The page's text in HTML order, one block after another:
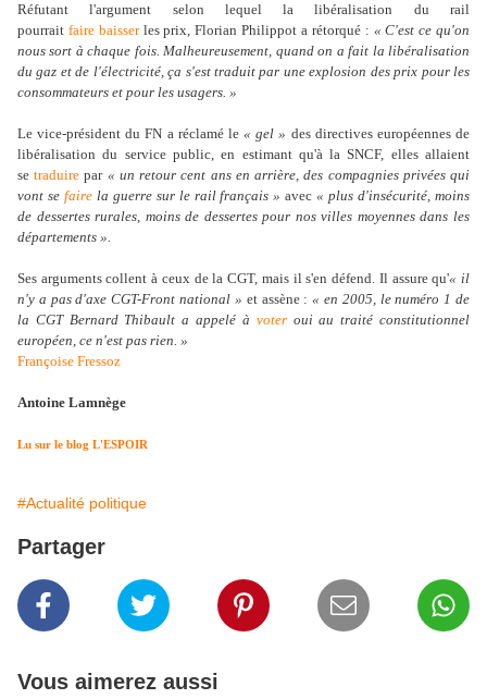
Réfutant l'argument selon lequel la libéralisation du rail
pourrait faire baisserles prix, Florian Philippot a rétorqué : « C'est ce qu'on
nous sort à chaque fois. Malheureusement, quand on a fait la libéralisation
du gaz et de l'électricité, ça s'est traduit par une explosion des prix pour les
consommateurs et pour les usagers. »
Le vice-président du FN a réclamé le« gel » des directives européennes de
libéralisation du service public, en estimant qu'à la SNCF, elles allaient
setraduire par « un retour cent ans en arrière, des compagnies privées qui
vont se fairela guerre sur le rail français » avec« plus d'insécurité, moins
de dessertes rurales, moins de dessertes pour nos villes moyennes dans les
départements ».
Ses arguments collent à ceux de la CGT, mais il s'en défend. Il assure qu'« il
n'y a pas d'axe CGT-Front national » et assène :« en 2005, le numéro 1 de
la CGT Bernard Thibault a appelé à voteroui au traité constitutionnel
européen, ce n'est pas rien. »
Françoise Fressoz
Antoine Lamnège
Lu sur le blog L'ESPOIR
#Actualité politique
Partager
Vous aimerez aussi